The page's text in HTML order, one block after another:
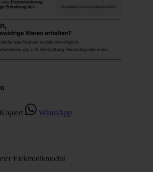
Kopiert WhatsApp
Elektronikmodul